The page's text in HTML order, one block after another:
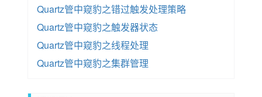
Quartz管中窥豹之错过触发处理策略
Quartz管中窥豹之触发器状态
Quartz管中窥豹之线程处理
Quartz管中窥豹之集群管理